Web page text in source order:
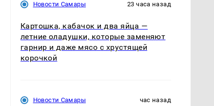
Новости Самары 23 часа назад
Картошка, кабачок и два яйца —
летние оладушки, которые заменяют
гарнир и даже мясо с хрустящей
корочкой
Новости Самары час назад